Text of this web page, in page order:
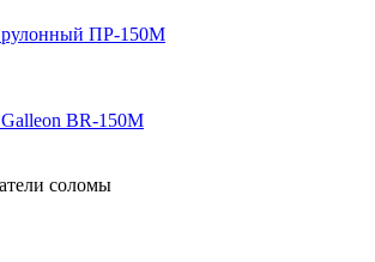
ПР-150М
BR-150М
соломы